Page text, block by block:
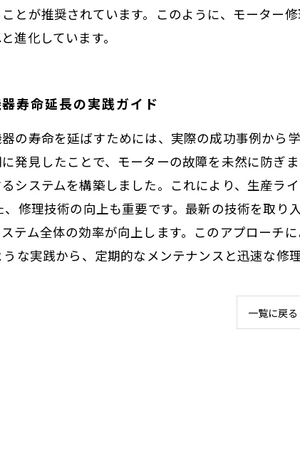
とが推奨されています。このように、モーター
進化しています。
寿命延長の実践ガイド
の寿命を延ばすためには、実際の成功事例から
発見したことで、モーターの故障を未然に防ぎ
システムを構築しました。これにより、生産ラ
、修理技術の向上も重要です。最新の技術を取
テム全体の効率が向上します。このアプローチ
な実践から、定期的なメンテナンスと迅速な修
一覧に戻る